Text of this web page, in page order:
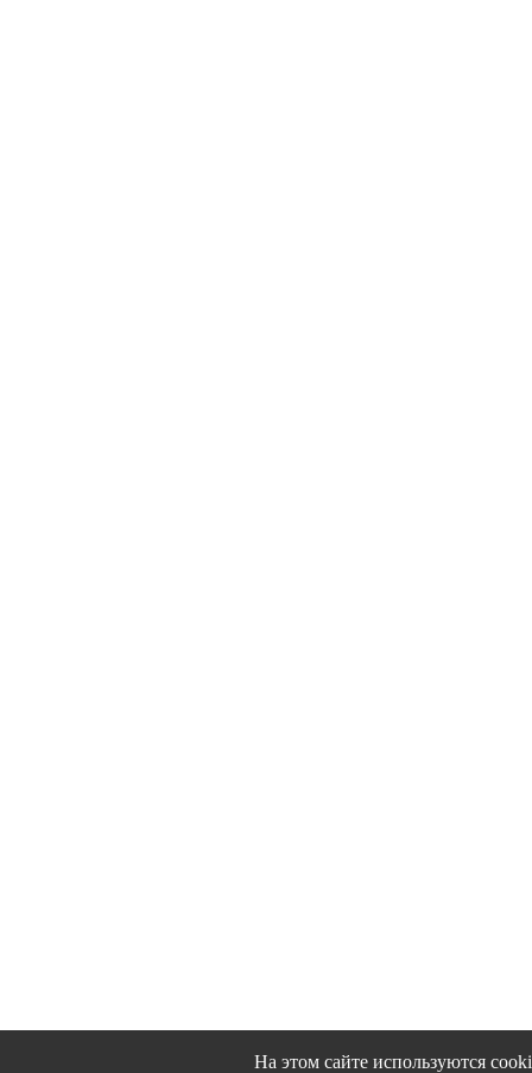
На этом сайте используются